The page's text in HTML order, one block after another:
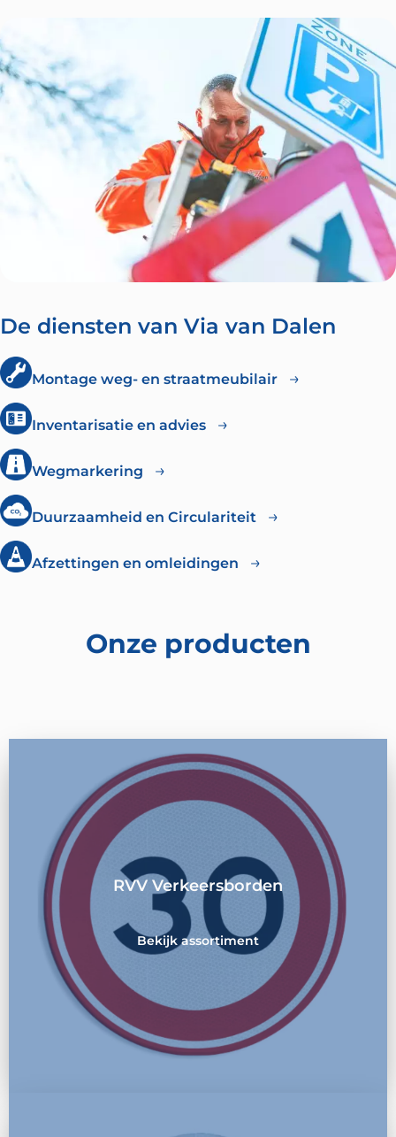
De diensten van Via van Dalen
Montage weg- en straatmeubilair
Inventarisatie en advies
Wegmarkering
Duurzaamheid en Circulariteit
Afzettingen en omleidingen
Onze producten
RVV Verkeersborden
Bekijk assortiment